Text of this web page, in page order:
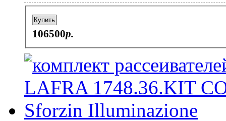
Купить
106500p.